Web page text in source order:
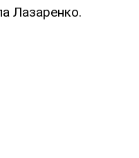
Лазаренко.